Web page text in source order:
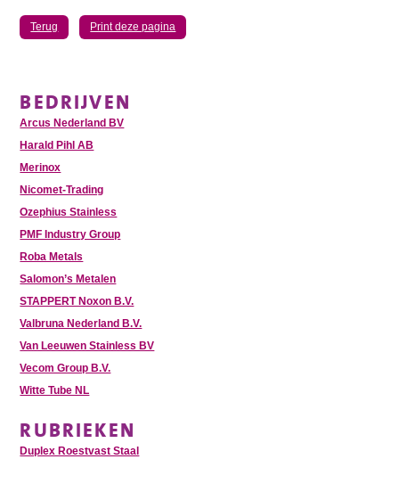
Terug Print deze pagina
BEDRIJVEN
Arcus Nederland BV
Harald Pihl AB
Merinox
Nicomet-Trading
Ozephius Stainless
PMF Industry Group
Roba Metals
Salomon’s Metalen
STAPPERT Noxon B.V.
Valbruna Nederland B.V.
Van Leeuwen Stainless BV
Vecom Group B.V.
Witte Tube NL
RUBRIEKEN
Duplex Roestvast Staal